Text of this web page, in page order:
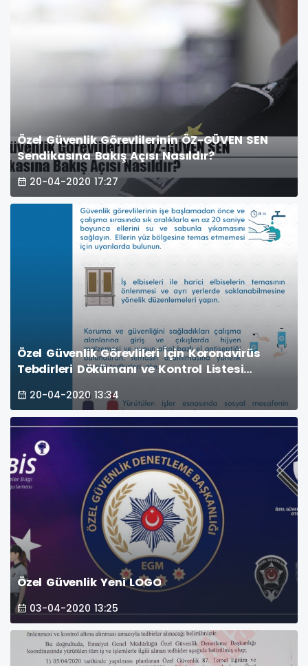
Özel Güvenlik Görevlilerinin ÖZ-GÜVEN SEN
Sendikasına Bakış Açısı Nasıldır?
20-04-2020 17:27
Özel Güvenlik Görevlileri İçin Koronavirüs
Tebdirleri Dökümanı ve Kontrol Listesi
20-04-2020 13:34
Özel Güvenlik Yeni LOGO
03-04-2020 13:25